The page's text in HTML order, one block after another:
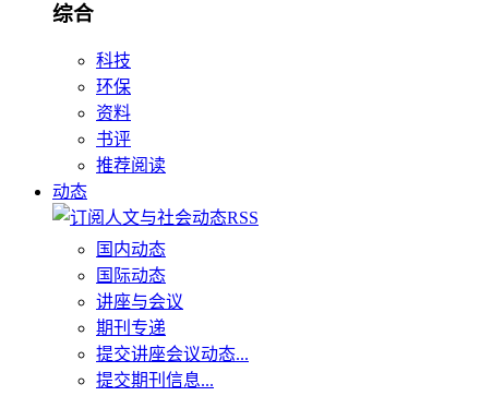
综合
科技
环保
资料
书评
推荐阅读
动态
国内动态
国际动态
讲座与会议
期刊专递
提交讲座会议动态...
提交期刊信息...